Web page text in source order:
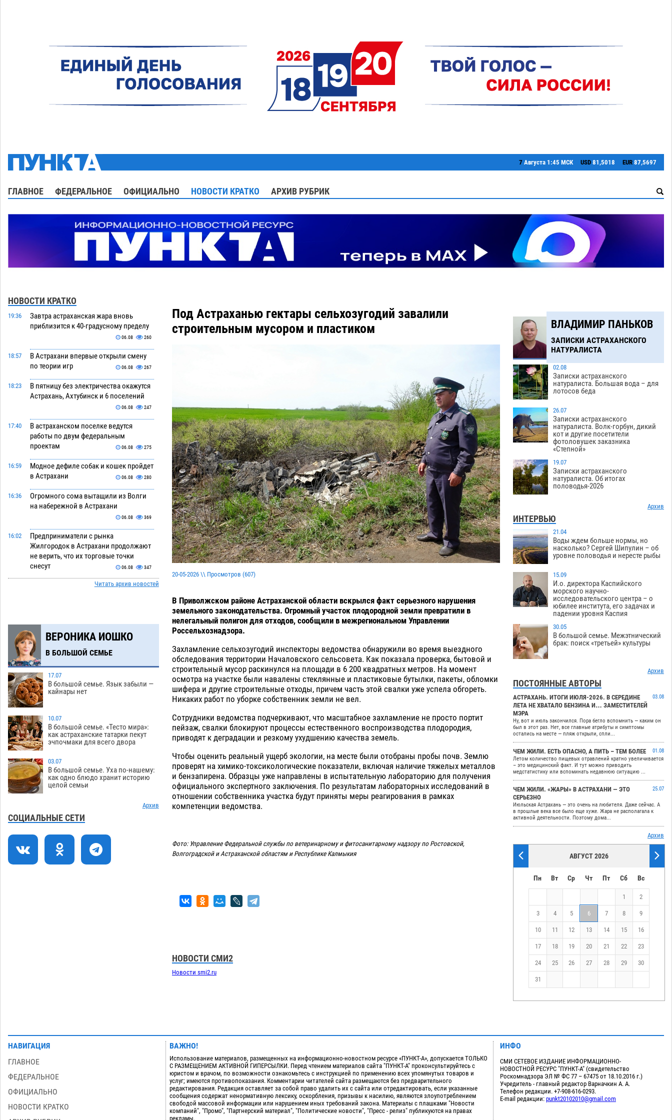
7 Августа 1:45 МСК USD 81,5018 EUR 87,5697
ГЛАВНОЕ ФЕДЕРАЛЬНОЕ ОФИЦИАЛЬНО НОВОСТИ КРАТКО АРХИВ РУБРИК
НОВОСТИ КРАТКО
19:36
Завтра астраханская жара вновь
приблизится к 40-градусному пределу
06.08 260
18:57
В Астрахани впервые открыли смену
по теории игр
06.08 267
18:23
В пятницу без электричества окажутся
Астрахань, Ахтубинск и 6 поселений
06.08 247
17:40
В астраханском поселке ведутся
работы по двум федеральным
проектам
06.08 275
16:59
Модное дефиле собак и кошек пройдет
в Астрахани
06.08 280
16:36
Огромного сома вытащили из Волги
на набережной в Астрахани
06.08 369
16:02
Предприниматели с рынка
Жилгородок в Астрахани продолжают
не верить, что их торговые точки
снесут
06.08 347
Ящерицу из астраханской пустыни
14:35
Буддийские святыни из Астрахани
выставили в музее Пушкина в Москве
13:50
Мэрия Астрахани переводит городские
зеленые зоны на автоматический
полив
06.08 268
13:13
Скончался второй ребенок после
пожара в Астрахани
12:49
Астраханские гандболисты с крупной
победы стартовали на Всероссийской
12:16
В астраханском селе невестка
изрешетила машину свекрови
11:45
Астраханские приставы выдворили 12
Шереметьево
11:08
Как астраханцы назвали своих детей в
июле
Читать архив новостей
ВЕРОНИКА ИОШКО
В БОЛЬШОЙ СЕМЬЕ
17.07
В большой семье. Язык забыли —
кайнары нет
10.07
В большой семье. «Тесто мира»:
как астраханские татарки пекут
эчпочмаки для всего двора
03.07
В большой семье. Уха по-нашему:
как одно блюдо хранит историю
целой семьи
Архив
СОЦИАЛЬНЫЕ СЕТИ
Под Астраханью гектары сельхозугодий завалили
строительным мусором и пластиком
20-05-2026 \\ Просмотров (607)
В Приволжском районе Астраханской области вскрылся факт серьезного нарушения
земельного законодательства. Огромный участок плодородной земли превратили в
нелегальный полигон для отходов, сообщили в межрегиональном Управлении
Россельхознадзора.
Захламление сельхозугодий инспекторы ведомства обнаружили во время выездного
обследования территории Началовского сельсовета. Как показала проверка, бытовой и
строительный мусор раскинулся на площади в 6 200 квадратных метров. На момент
осмотра на участке были навалены стеклянные и пластиковые бутылки, пакеты, обломки
шифера и другие строительные отходы, причем часть этой свалки уже успела обгореть.
Никаких работ по уборке собственник земли не вел.
Сотрудники ведомства подчеркивают, что масштабное захламление не просто портит
пейзаж, свалки блокируют процессы естественного воспроизводства плодородия,
приводят к деградации и резкому ухудшению качества земель.
Чтобы оценить реальный ущерб экологии, на месте были отобраны пробы почв. Землю
проверят на химико-токсикологические показатели, включая наличие тяжелых металлов
и бензапирена. Образцы уже направлены в испытательную лабораторию для получения
официального экспертного заключения. По результатам лабораторных исследований в
отношении собственника участка будут приняты меры реагирования в рамках
компетенции ведомства.
Фото: Управление Федеральной службы по ветеринарному и фитосанитарному надзору по Ростовской,
Волгоградской и Астраханской областям и Республике Калмыкия
НОВОСТИ СМИ2
Новости smi2.ru
ВЛАДИМИР ПАНЬКОВ
ЗАПИСКИ АСТРАХАНСКОГО
НАТУРАЛИСТА
02.08
Записки астраханского
натуралиста. Большая вода – для
лотосов беда
26.07
Записки астраханского
натуралиста. Волк-горбун, дикий
кот и другие посетители
фотоловушек заказника
«Степной»
19.07
Записки астраханского
натуралиста. Об итогах
половодья-2026
Архив
ИНТЕРВЬЮ
21.04
Воды ждем больше нормы, но
насколько? Сергей Шипулин – об
уровне половодья и нересте рыбы
15.09
И.о. директора Каспийского
морского научно-
исследовательского центра – о
юбилее института, его задачах и
падении уровня Каспия
30.05
В большой семье. Межэтнический
брак: поиск «третьей» культуры
Архив
ПОСТОЯННЫЕ АВТОРЫ
АСТРАХАНЬ. ИТОГИ ИЮЛЯ-2026. В СЕРЕДИНЕ
ЛЕТА НЕ ХВАТАЛО БЕНЗИНА И… ЗАМЕСТИТЕЛЕЙ
МЭРА
03.08
Ну, вот и июль закончился. Пора бегло вспомнить — каким он
был в этот раз. Нет, все главные атрибуты и симптомы
остались на месте — пляж открыли, спли...
ЧЕМ ЖИЛИ. ЕСТЬ ОПАСНО, А ПИТЬ – ТЕМ БОЛЕЕ
01.08
Летом количество пищевых отравлений кратно увеличивается
– это медицинский факт. И тут можно приводить
медстатистику или вспоминать недавнюю ситуацию ...
ЧЕМ ЖИЛИ. «ЖАРЫ» В АСТРАХАНИ — ЭТО
СЕРЬЕЗНО
25.07
Июльская Астрахань — это очень на любителя. Даже сейчас. А
в прошлые века все было еще хуже. Жара не располагала к
активной деятельности. Поэтому дома...
Архив
АВГУСТ 2026
Пн Вт Ср Чт Пт Сб Вс
1 2
3 4 5 6 7 8 9
10 11 12 13 14 15 16
17 18 19 20 21 22 23
24 25 26 27 28 29 30
31
НАВИГАЦИЯ
ГЛАВНОЕ
ФЕДЕРАЛЬНОЕ
ОФИЦИАЛЬНО
НОВОСТИ КРАТКО
ВАЖНО!
Использование материалов, размещенных на информационно-новостном ресурсе «ПУНКТ-А», допускается ТОЛЬКО
С РАЗМЕЩЕНИЕМ АКТИВНОЙ ГИПЕРСЫЛКИ. Перед чтением материалов сайта "ПУНКТ-А" проконсультируйтесь с
юристом и врачом, по возможности ознакомьтесь с инструкцией по применению всех упомянутых товаров и
услуг; имеются противопоказания. Комментарии читателей сайта размещаются без предварительного
редактирования. Редакция оставляет за собой право удалить их с сайта или отредактировать, если указанные
сообщения содержат ненормативную лексику, оскорбления, призывы к насилию, являются злоупотреблением
свободой массовой информации или нарушением иных требований закона. Материалы с плашками "Новости
компаний", "Промо", "Партнерский материал", "Политические новости", "Пресс - релиз" публикуются на правах
рекламы.
ИНФО
СМИ СЕТЕВОЕ ИЗДАНИЕ ИНФОРМАЦИОННО-
НОВОСТНОЙ РЕСУРС "ПУНКТ-А" (свидетельство
Роскомнадзора ЭЛ № ФС 77 – 67475 от 18.10.2016 г.)
Учредитель - главный редактор Варначкин А. А.
Телефон редакции. +7-908-616-0293.
E-mail редакции: punkt20102010@gmail.com